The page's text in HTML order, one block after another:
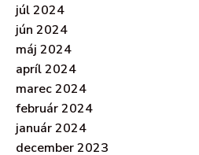
júl 2024
jún 2024
máj 2024
apríl 2024
marec 2024
február 2024
január 2024
december 2023